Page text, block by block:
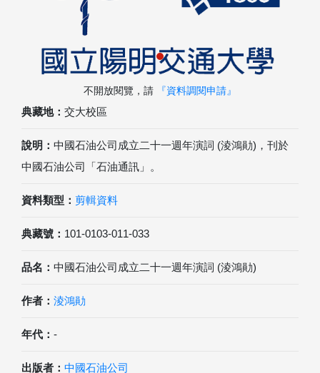
典藏地： 交大校區
說明： 中國石油公司成立二十一週年演詞 (淩鴻勛)，刊於
中國石油公司「石油通訊」。
資料類型： 剪輯資料
典藏號： 101-0103-011-033
品名： 中國石油公司成立二十一週年演詞 (淩鴻勛)
作者： 淩鴻勛
年代： -
出版者： 中國石油公司
不開放閱覽，請 『資料調閱申請』